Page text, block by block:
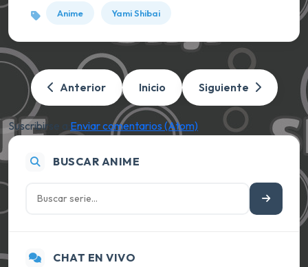
Anime Yami Shibai
Anterior Inicio Siguiente
Suscribirse a:Enviar comentarios (Atom)
BUSCAR ANIME
CHAT EN VIVO